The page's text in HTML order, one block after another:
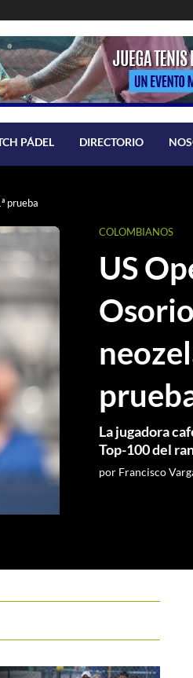
PÁDEL DIRECTORIO
prueba
COLOMBIANOS
US
La jugadora
Top-100 del
por Francisco